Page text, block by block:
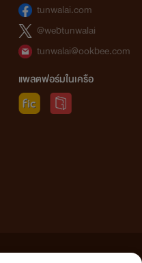
tunwalai.com
@webtunwalai
tunwalai@ookbee.com
แพลตฟอร์มในเครือ